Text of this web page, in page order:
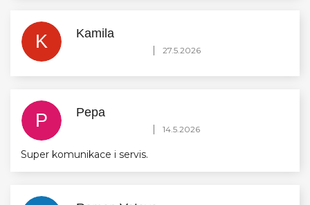
K Kamila
Hodnocení obchodu je 5 z 5 hvězdiček.
| 27.5.2026
P Pepa
Hodnocení obchodu je 5 z 5 hvězdiček.
| 14.5.2026
Super komunikace i servis.